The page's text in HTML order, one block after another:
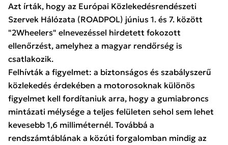
Azt írták, hogy az Európai Közlekedésrendészeti
Szervek Hálózata (ROADPOL) június 1. és 7. között
"2Wheelers" elnevezéssel hirdetett fokozott
ellenőrzést, amelyhez a magyar rendőrség is
csatlakozik.
Felhívták a figyelmet: a biztonságos és szabályszerű
közlekedés érdekében a motorosoknak különös
figyelmet kell fordítaniuk arra, hogy a gumiabroncs
mintázati mélysége a teljes felületen sehol sem lehet
kevesebb 1,6 milliméternél. Továbbá a
rendszámtáblának a közúti forgalomban mindig az